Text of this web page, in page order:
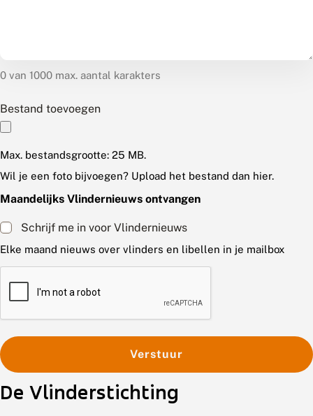
0 van 1000 max. aantal karakters
Bestand toevoegen
Max. bestandsgrootte: 25 MB.
Wil je een foto bijvoegen? Upload het bestand dan hier.
Maandelijks Vlindernieuws ontvangen
Schrijf me in voor Vlindernieuws
Elke maand nieuws over vlinders en libellen in je mailbox
C
C
A
Verstuur
De Vlinderstichting